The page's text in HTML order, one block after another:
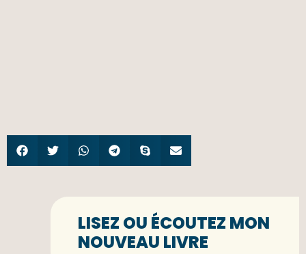
LISEZ OU ÉCOUTEZ MON
NOUVEAU LIVRE